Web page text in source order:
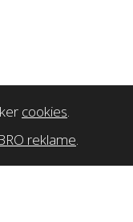
cookies.
reklame.